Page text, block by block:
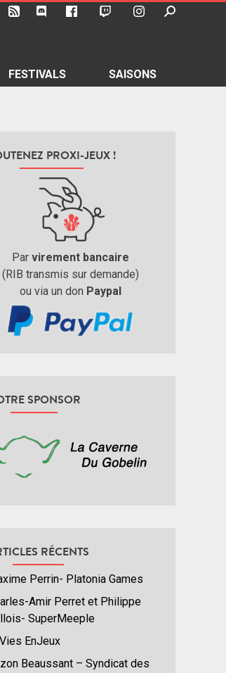
FESTIVALS SAISONS
PROXI-JEUX !
Par virement bancaire
(RIB transmis sur demande)
ou via un don Paypal
SPONSOR
RÉCENTS
Perrin- Platonia Games
Amir Perret et Philippe
SuperMeeple
EnJeux
Beaussant – Syndicat des